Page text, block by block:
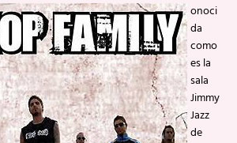
onoci
da
como
es la
sala
Jimmy
Jazz
de